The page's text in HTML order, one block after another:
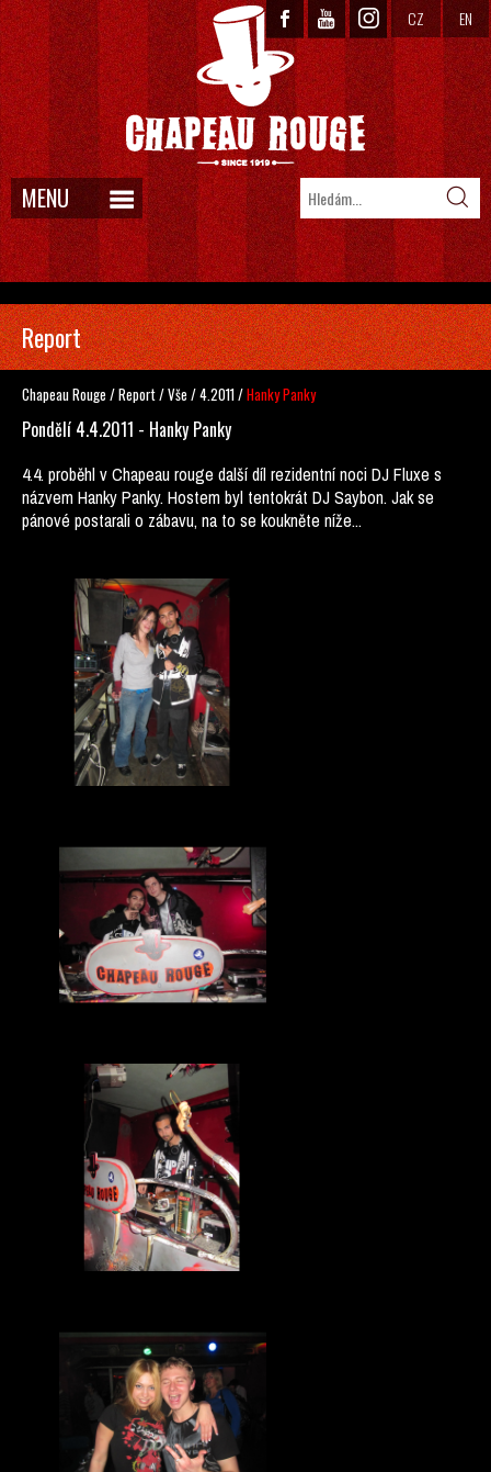
CZ EN
MENU
Report
Chapeau Rouge /Report/Vše /4.2011/Hanky Panky
Pondělí 4.4.2011 - Hanky Panky
4.4. proběhl v Chapeau rouge další díl rezidentní noci DJ Fluxe s
názvem Hanky Panky. Hostem byl tentokrát DJ Saybon. Jak se
pánové postarali o zábavu, na to se koukněte níže...